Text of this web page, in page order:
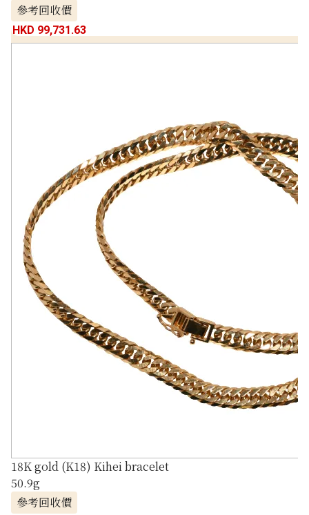
參考回收價
HKD 99,731.63
18K gold (K18) Kihei bracelet
50.9g
參考回收價